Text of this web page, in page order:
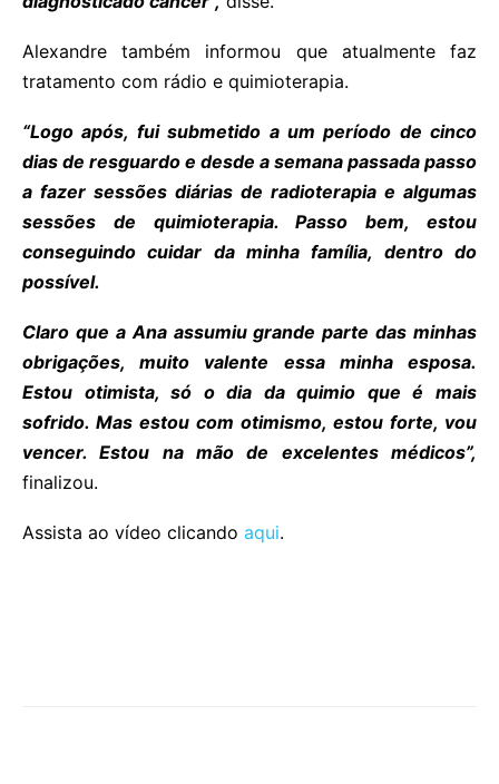
Alexandre também informou que atualmente faz
tratamento com rádio e quimioterapia.
“Logo após, fui submetido a um período de cinco
dias de resguardo e desde a semana passada passo
a fazer sessões diárias de radioterapia e algumas
sessões de quimioterapia. Passo bem, estou
conseguindo cuidar da minha família, dentro do
possível.
Claro que a Ana assumiu grande parte das minhas
obrigações, muito valente essa minha esposa.
Estou otimista, só o dia da quimio que é mais
sofrido. Mas estou com otimismo, estou forte, vou
vencer. Estou na mão de excelentes médicos”,
finalizou.
Assista ao vídeo clicando aqui.